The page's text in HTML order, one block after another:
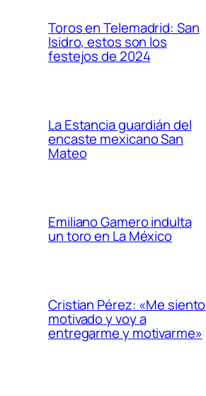
Toros en Telemadrid: San
Isidro, estos son los
festejos de 2024
La Estancia guardián del
encaste mexicano San
Mateo
Emiliano Gamero indulta
un toro en La México
Cristian Pérez: «Me siento
motivado y voy a
entregarme y motivarme»